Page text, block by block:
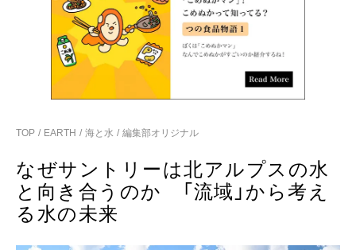
TOP EARTH 海と水 編集部オリジナル
なぜサントリーは北アルプスの水
と向き合うのか 「流域」から考え
る水の未来